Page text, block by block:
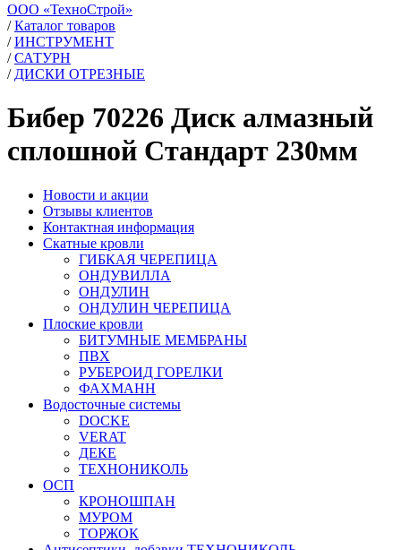
ООО «ТехноСтрой»
/ Каталог товаров
/ ИНСТРУМЕНТ
/ САТУРН
/ ДИСКИ ОТРЕЗНЫЕ
Бибер 70226 Диск алмазный
сплошной Стандарт 230мм
Новости и акции
Отзывы клиентов
Контактная информация
Скатные кровли
ГИБКАЯ ЧЕРЕПИЦА
ОНДУВИЛЛА
ОНДУЛИН
ОНДУЛИН ЧЕРЕПИЦА
Плоские кровли
БИТУМНЫЕ МЕМБРАНЫ
ПВХ
РУБЕРОИД ГОРЕЛКИ
ФАХМАНН
Водосточные системы
DOCKE
VERAT
ДЕКЕ
ТЕХНОНИКОЛЬ
ОСП
КРОНОШПАН
МУРОМ
ТОРЖОК